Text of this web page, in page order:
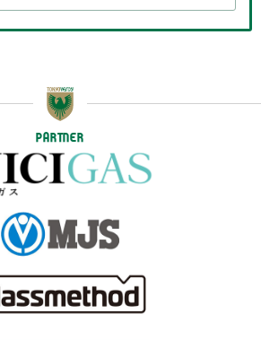
PARTNER